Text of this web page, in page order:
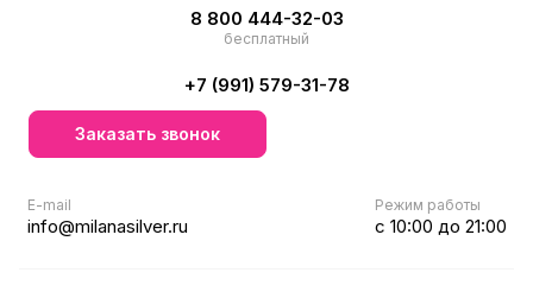
8 800 444-32-03
бесплатный
+7 (991) 579-31-78
Заказать звонок
E-mail
info@milanasilver.ru
Режим работы
с 10:00 до 21:00